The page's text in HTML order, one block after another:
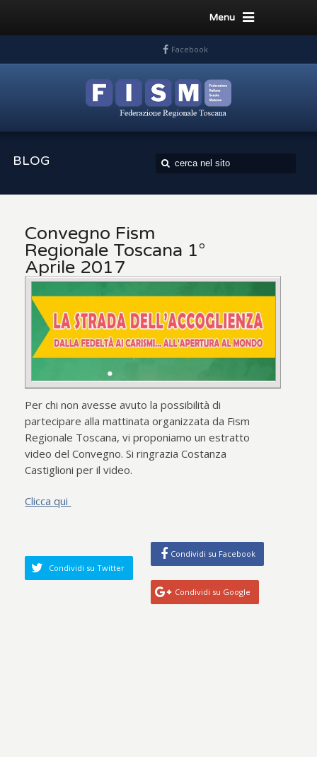
Menu
Facebook
BLOG
Convegno Fism
Regionale Toscana 1°
Aprile 2017
Per chi non avesse avuto la possibilità di
partecipare alla mattinata organizzata da Fism
Regionale Toscana, vi proponiamo un estratto
video del Convegno. Si ringrazia Costanza
Castiglioni per il video.
Clicca qui
Condividi su Twitter
Condividi su Facebook
Condividi su Google